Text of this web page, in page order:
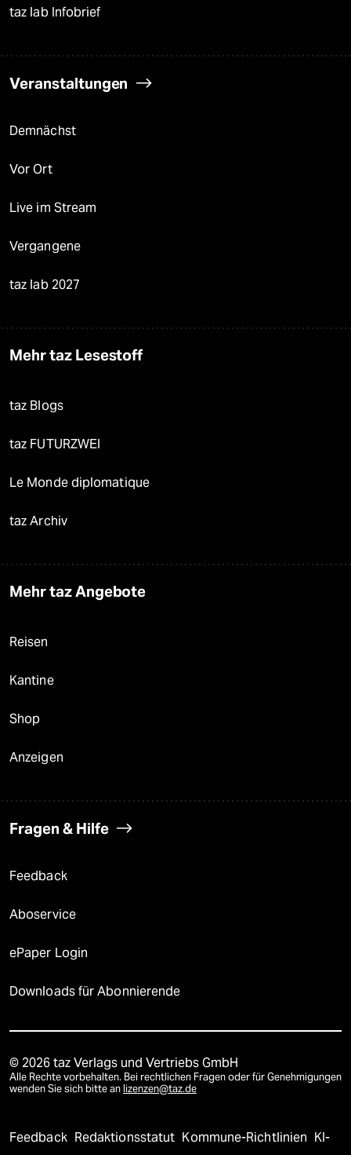
taz lab Infobrief
Veranstaltungen
Demnächst
Vor Ort
Live im Stream
Vergangene
taz lab 2027
Mehr taz Lesestoff
taz Blogs
taz FUTURZWEI
Le Monde diplomatique
taz Archiv
Mehr taz Angebote
Reisen
Kantine
Shop
Anzeigen
Fragen & Hilfe
Feedback
Aboservice
ePaper Login
Downloads für Abonnierende
© 2026 taz Verlags und Vertriebs GmbH
Alle Rechte vorbehalten. Bei rechtlichen Fragen oder für Genehmigungen
wenden Sie sich bitte an lizenzen@taz.de
Feedback Redaktionsstatut Kommune-Richtlinien KI-